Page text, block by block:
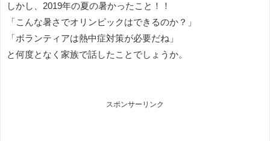
しかし、2019年の夏の暑かったこと！！
「こんな暑さでオリンピックはできるのか？」
「ボランティアは熱中症対策が必要だね」
と何度となく家族で話したことでしょうか。
スポンサーリンク